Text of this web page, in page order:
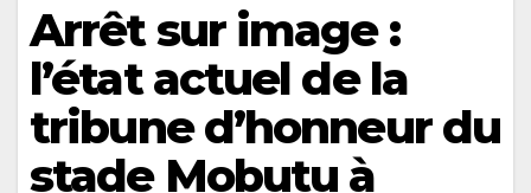
Arrêt sur image :
l’état actuel de la
tribune d’honneur du
stade Mobutu à